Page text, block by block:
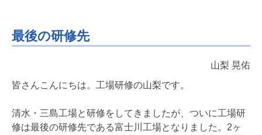
最後の研修先
山梨 晃佑
皆さんこんにちは。工場研修の山梨です。
清水・三島工場と研修をしてきましたが、ついに工場研
修は最後の研修先である富士川工場となりました。2ヶ